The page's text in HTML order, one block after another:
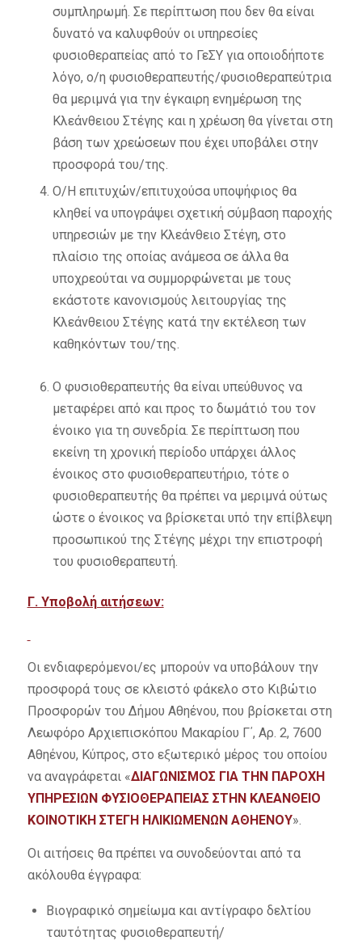
συμπληρωμή. Σε περίπτωση που δεν θα είναι
δυνατό να καλυφθούν οι υπηρεσίες
φυσιοθεραπείας από το ΓεΣΥ για οποιοδήποτε
λόγο, ο/η φυσιοθεραπευτής/φυσιοθεραπεύτρια
θα μεριμνά για την έγκαιρη ενημέρωση της
Κλεάνθειου Στέγης και η χρέωση θα γίνεται στη
βάση των χρεώσεων που έχει υποβάλει στην
προσφορά του/της.
Ο/Η επιτυχών/επιτυχούσα υποψήφιος θα
κληθεί να υπογράψει σχετική σύμβαση παροχής
υπηρεσιών με την Κλεάνθειο Στέγη, στο
πλαίσιο της οποίας ανάμεσα σε άλλα θα
υποχρεούται να συμμορφώνεται με τους
εκάστοτε κανονισμούς λειτουργίας της
Κλεάνθειου Στέγης κατά την εκτέλεση των
καθηκόντων του/της.
Ο φυσιοθεραπευτής θα είναι υπεύθυνος να
μεταφέρει από και προς το δωμάτιό του τον
ένοικο για τη συνεδρία. Σε περίπτωση που
εκείνη τη χρονική περίοδο υπάρχει άλλος
ένοικος στο φυσιοθεραπευτήριο, τότε ο
φυσιοθεραπευτής θα πρέπει να μεριμνά ούτως
ώστε ο ένοικος να βρίσκεται υπό την επίβλεψη
προσωπικού της Στέγης μέχρι την επιστροφή
του φυσιοθεραπευτή.
Γ. Υποβολή αιτήσεων:
Οι ενδιαφερόμενοι/ες μπορούν να υποβάλουν την
προσφορά τους σε κλειστό φάκελο στο Κιβώτιο
Προσφορών του Δήμου Αθηένου, που βρίσκεται στη
Λεωφόρο Αρχιεπισκόπου Μακαρίου Γ΄, Αρ. 2, 7600
Αθηένου, Κύπρος, στο εξωτερικό μέρος του οποίου
να αναγράφεται «ΔΙΑΓΩΝΙΣΜΟΣ ΓΙΑ ΤΗΝ ΠΑΡΟΧΗ
ΥΠΗΡΕΣΙΩΝ ΦΥΣΙΟΘΕΡΑΠΕΙΑΣ ΣΤΗΝ ΚΛΕΑΝΘΕΙΟ
ΚΟΙΝΟΤΙΚΗ ΣΤΕΓΗ ΗΛΙΚΙΩΜΕΝΩΝ ΑΘΗΕΝΟΥ».
Οι αιτήσεις θα πρέπει να συνοδεύονται από τα
ακόλουθα έγγραφα:
Βιογραφικό σημείωμα και αντίγραφο δελτίου
ταυτότητας φυσιοθεραπευτή/